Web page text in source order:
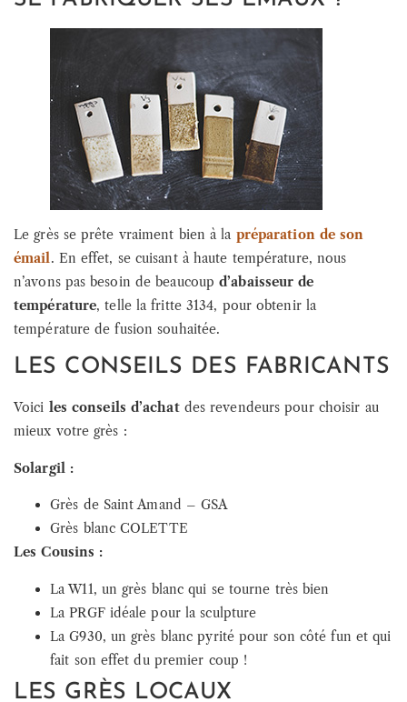
Le grès se prête vraiment bien à la préparation de son
émail. En effet, se cuisant à haute température, nous
n’avons pas besoin de beaucoupd’abaisseur de
température, telle la fritte 3134, pour obtenir la
température de fusion souhaitée.
LES CONSEILS DES FABRICANTS
Voici les conseils d’achatdes revendeurs pour choisir au
mieux votre grès :
Solargil :
Grès de Saint Amand – GSA
Grès blanc COLETTE
Les Cousins :
La W11, un grès blanc qui se tourne très bien
La PRGF idéale pour la sculpture
La G930, un grès blanc pyrité pour son côté fun et qui
fait son effet du premier coup !
LES GRÈS LOCAUX